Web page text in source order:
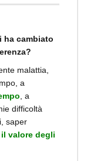
ha cambiato
malattia,
a
, a
difficoltà
saper
valore degli